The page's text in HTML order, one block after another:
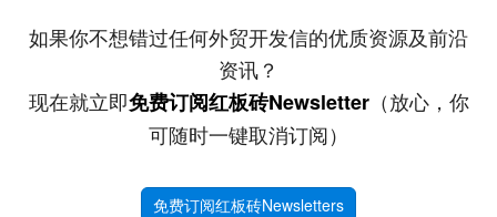
如果你不想错过任何外贸开发信的优质资源及前沿
资讯？
现在就立即免费订阅红板砖Newsletter（放心，你
可随时一键取消订阅）
免费订阅红板砖Newsletters